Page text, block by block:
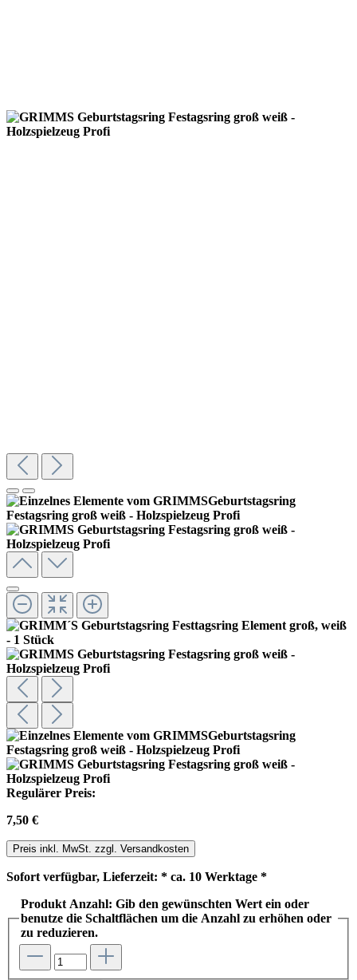
Regulärer Preis:
7,50 €
Preis inkl. MwSt. zzgl. Versandkosten
Sofort verfügbar, Lieferzeit: * ca. 10 Werktage *
Produkt Anzahl: Gib den gewünschten Wert ein oder
benutze die Schaltflächen um die Anzahl zu erhöhen oder
zu reduzieren.